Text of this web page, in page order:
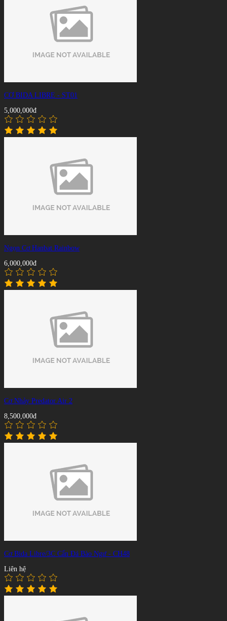
CƠ BIDA LIBRE - ST01
5,000,000đ
Ngọn Cơ Hanbat Rainbow
6,000,000đ
Cơ Nhảy Predator Air 2
8,500,000đ
Cơ Bida Libre/3C Cẩn Đá Bào Ngư - CH48
Liên hệ